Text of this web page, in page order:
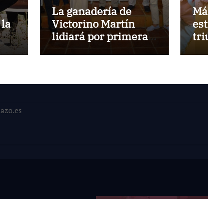
La ganadería de
Victorino Martín
lidiará por primera
conmemorativa de